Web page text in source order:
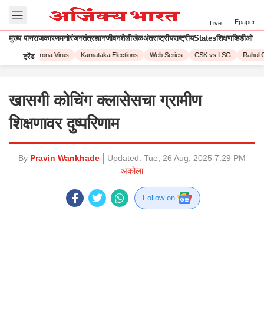
Live Epaper
मुख्य पानराजकारणमनोरंजनतंत्रज्ञानजीवनशैलीखेळअंतराष्ट्रीयराष्ट्रीयStatesशिक्षणव्हिडीओ
ट्रेंडCorona Virus Karnataka Elections Web Series CSK vs LSG Rahul
खासगी कोचिंग क्लासेसचा ग्रामीण
शिक्षणावर दुष्परिणाम
By Pravin Wankhade Updated: Tue, 26 Aug, 2025 7:29 PM
अकोला
Follow on